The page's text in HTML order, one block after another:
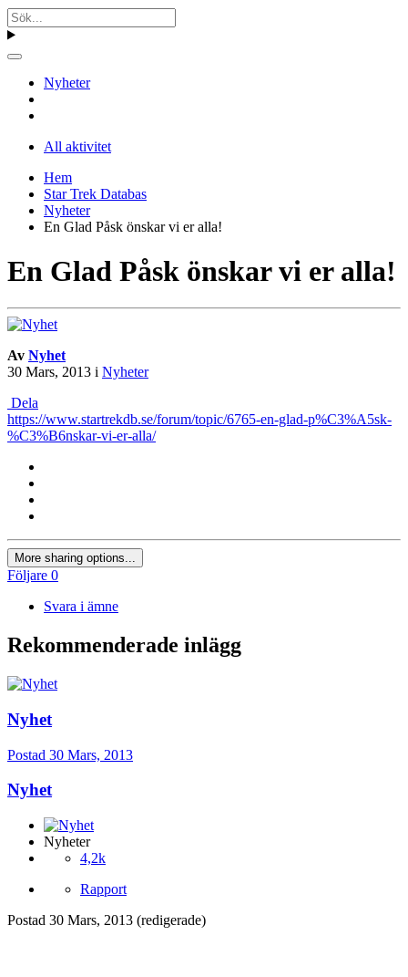
Nyheter
All aktivitet
Hem
Star Trek Databas
Nyheter
En Glad Påsk önskar vi er alla!
En Glad Påsk önskar vi er alla!
Av Nyhet
30 Mars, 2013 i Nyheter
Dela
https://www.startrekdb.se/forum/topic/6765-en-glad-p%C3%A5sk-
%C3%B6nskar-vi-er-alla/
More sharing options...
Följare 0
Svara i ämne
Rekommenderade inlägg
Nyhet
Postad 30 Mars, 2013
Nyhet
Nyheter
4,2k
Rapport
Postad 30 Mars, 2013 (redigerade)